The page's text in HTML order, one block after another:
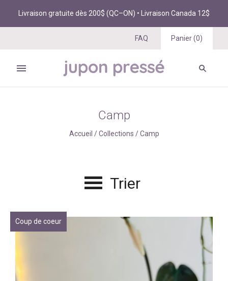
Livraison gratuite dès 200$ (QC–ON) • Livraison Canada 12$
FAQ Panier(0)
Camp
Accueil / Collections / Camp
Trier
Coup de coeur